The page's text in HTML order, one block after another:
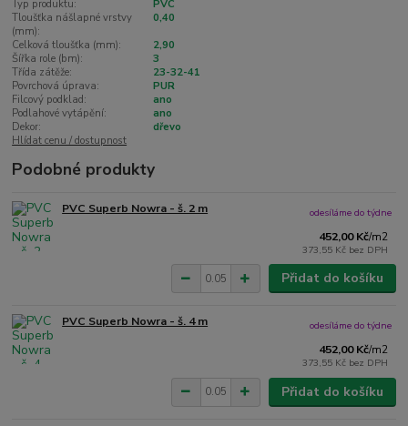
Typ produktu:
PVC
Tloušťka nášlapné vrstvy
(mm):
0,40
Celková tloušťka (mm):
2,90
Šířka role (bm):
3
Třída zátěže:
23-32-41
Povrchová úprava:
PUR
Filcový podklad:
ano
Podlahové vytápění:
ano
Dekor:
dřevo
Hlídat cenu / dostupnost
Podobné produkty
PVC Superb Nowra - š. 2 m
452,00 Kč/m2
373,55 Kč bez DPH
odesíláme do týdne
Přidat do košíku
PVC Superb Nowra - š. 4 m
452,00 Kč/m2
373,55 Kč bez DPH
odesíláme do týdne
Přidat do košíku